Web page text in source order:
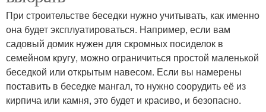
При строительстве беседки нужно учитывать, как именно
она будет эксплуатироваться. Например, если вам
садовый домик нужен для скромных посиделок в
семейном кругу, можно ограничиться простой маленькой
беседкой или открытым навесом. Если вы намерены
поставить в беседке мангал, то нужно соорудить её из
кирпича или камня, это будет и красиво, и безопасно.